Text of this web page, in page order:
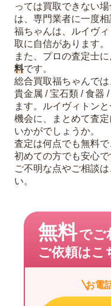
っては買取できない
は、専門業者に一度相
福ちゃんは、ルイヴ
取に自信があります。
また、プロの査定士に
料です。
総合買取福ちゃんで
貴金属 / 宝石類 / 食器
ます。ルイヴィトン
機会に、まとめて査
いかがでしょうか。
査定は何点でも無料
初めての方でも安心で
ご不明な点やご相談
い。
無料でご
ご依頼はこ
お電